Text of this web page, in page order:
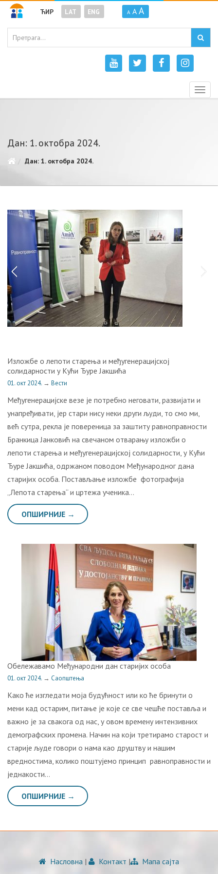
ЋИР LAT ENG A A A
Дан: 1. октобра 2024.
Дан: 1. октобра 2024.
Изложбе о лепоти старења и међугенерацијској
солидарности у Кући Ђуре Јакшића
01. окт 2024. → Вести
Међугенерацијске везе је потребно неговати, развијати и
унапређивати, јер стари нису неки други људи, то смо ми,
већ сутра, рекла је повереница за заштиту равноправности
Бранкица Јанковић на свечаном отварању изложби о
лепоти старења и међугенерацијској солидарности, у Кући
Ђуре Јакшића, одржаном поводом Међународног дана
старијих особа. Постављање изложбе фотографија
„Лепота старења“ и цртежа ученика…
ОПШИРНИЈЕ →
Обележавамо Међународни дан старијих особа
01. окт 2024. → Саопштења
Како ће изгледати моја будућност или ко ће бринути о
мени кад остарим, питање је које се све чешће поставља и
важно је за свакога од нас, у овом времену интензивних
демографских промена. Начин на који третирамо старост и
старије људе говори о нама као друштву и нашим
вредностима, колико поштујемо принцип равноправности и
једнакости…
ОПШИРНИЈЕ →
Насловна | Контакт | Мапа сајта